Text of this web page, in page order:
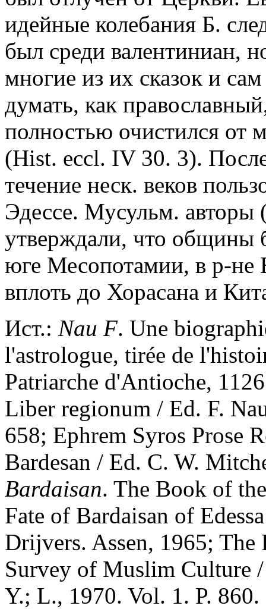
идейные колебания Б.
был среди валентиниан,
многие из их сказок и
думать, как
полностью очистился от
(Hist. eccl. IV 30. 3).
течение неск. веков
Эдессе. Мусульм. авторы
утверждали, что общины
юге Месопотамии, в р-не
вплоть до Хорасана и
Ист.: Nau F. Une
l'astrologue, tirée de
Patriarche d'Antioche,
Liber regionum / Ed. F.
658; Ephrem Syros Prose
Bardesan / Ed. C. W.
Bardaisan. The Book of
Fate of Bardaisan of
Drijvers. Assen, 1965;
Survey of Muslim Culture
Y.; L., 1970. Vol. 1. P. 860.